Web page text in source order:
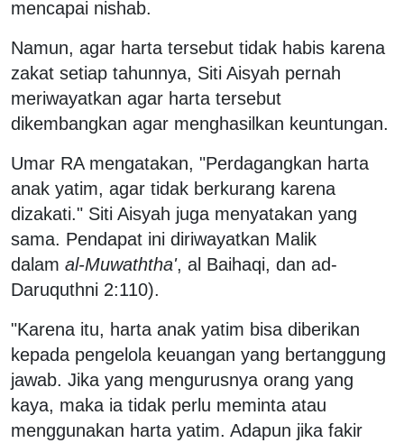
mencapai nishab.
Namun, agar harta tersebut tidak habis karena
zakat setiap tahunnya, Siti Aisyah pernah
meriwayatkan agar harta tersebut
dikembangkan agar menghasilkan keuntungan.
Umar RA mengatakan, "Perdagangkan harta
anak yatim, agar tidak berkurang karena
dizakati." Siti Aisyah juga menyatakan yang
sama. Pendapat ini diriwayatkan Malik
dalam al-Muwaththa', al Baihaqi, dan ad-
Daruquthni 2:110).
"Karena itu, harta anak yatim bisa diberikan
kepada pengelola keuangan yang bertanggung
jawab. Jika yang mengurusnya orang yang
kaya, maka ia tidak perlu meminta atau
menggunakan harta yatim. Adapun jika fakir